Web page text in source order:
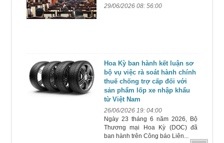
29/06/2026 08: 56:00
Hoa Kỳ ban hành kết luận sơ
bộ vụ việc rà soát hành chính
thuế chống trợ cấp đối với
sản phẩm lốp xe nhập khẩu
từ Việt Nam
26/06/2026 19: 04:00
Ngày 23 tháng 6 năm 2026, Bộ
Thương mại Hoa Kỳ (DOC) đã
ban hành trên Công báo Liên...